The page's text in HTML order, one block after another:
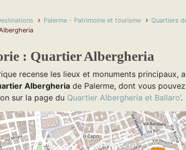
Palerme - Patrimoine et tourisme
Quartiers
: Quartier Albergheria
recense les lieux et monuments principaux,
Albergheria de Palerme, dont vous
sur la page du Quartier Albergheria et Ballaro’.